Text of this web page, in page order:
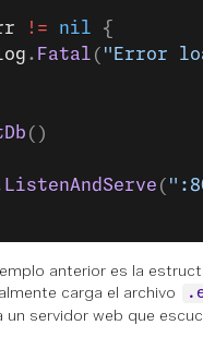
!= nil {
log
. Fatal ( "Error
()
ListenAndServe (
anterior es la
carga el archivo
un servidor web que